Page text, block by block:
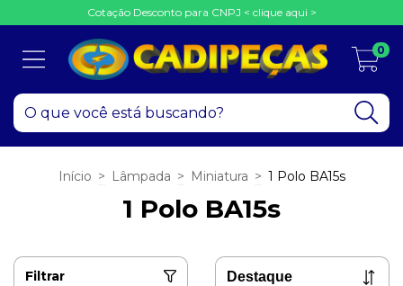
Cotação Desconto para CNPJ < clique aqui >
0
Início > Lâmpada > Miniatura > 1 Polo BA15s
1 Polo BA15s
Filtrar